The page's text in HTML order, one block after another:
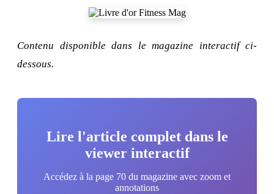
Contenu disponible dans le magazine interactif ci-
dessous.
Lire l'article complet dans le
viewer interactif
Accédez à la page 70 du magazine avec zoom et
annotations